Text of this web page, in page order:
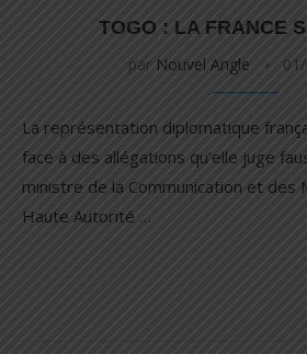
TOGO : LA FRANCE
par Nouvel Angle
La représentation diplomatique
face à des allégations qu’elle juge
ministre de la Communication et des
Haute Autorité …